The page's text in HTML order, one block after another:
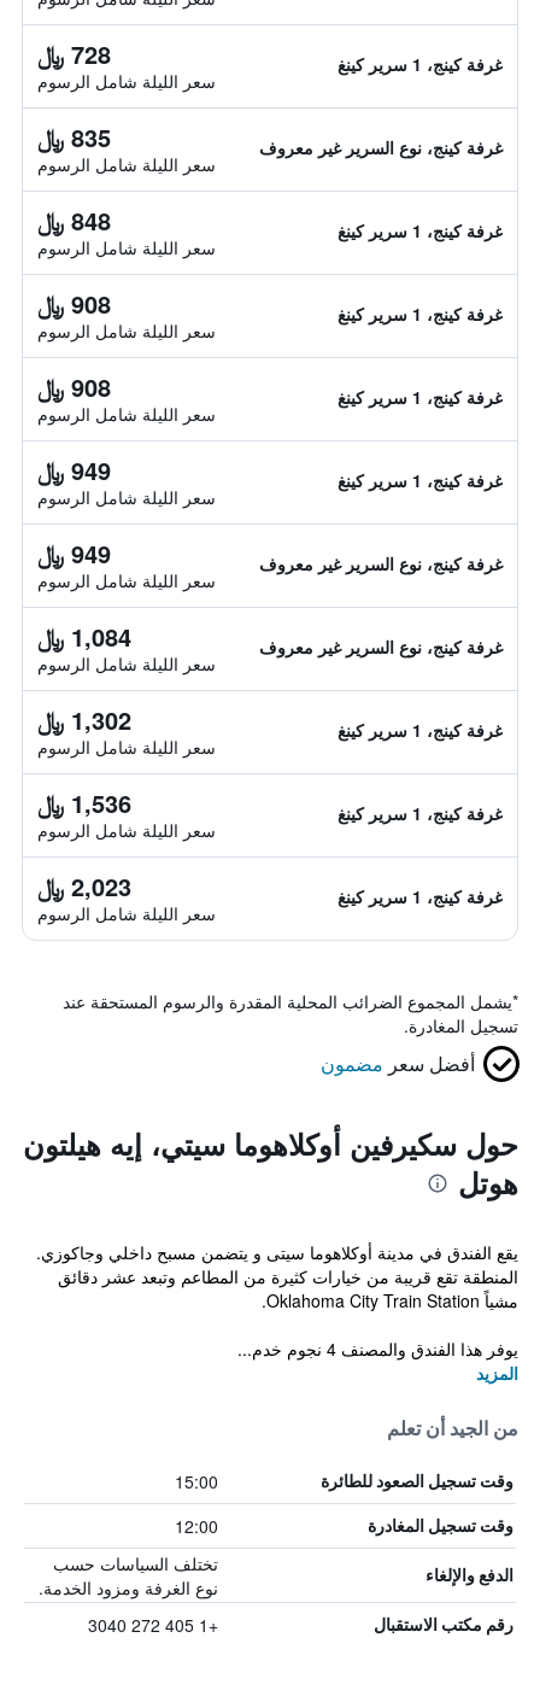
غرفة كينج، 1 سرير كينغ 728 ﷼
سعر الليلة شامل الرسوم
غرفة كينج، نوع السرير غير معروف 835 ﷼
سعر الليلة شامل الرسوم
غرفة كينج، 1 سرير كينغ 848 ﷼
سعر الليلة شامل الرسوم
غرفة كينج، 1 سرير كينغ 908 ﷼
سعر الليلة شامل الرسوم
غرفة كينج، 1 سرير كينغ 908 ﷼
سعر الليلة شامل الرسوم
غرفة كينج، 1 سرير كينغ 949 ﷼
سعر الليلة شامل الرسوم
غرفة كينج، نوع السرير غير معروف 949 ﷼
سعر الليلة شامل الرسوم
غرفة كينج، نوع السرير غير معروف 1,084 ﷼
سعر الليلة شامل الرسوم
غرفة كينج، 1 سرير كينغ 1,302 ﷼
سعر الليلة شامل الرسوم
غرفة كينج، 1 سرير كينغ 1,536 ﷼
سعر الليلة شامل الرسوم
غرفة كينج، 1 سرير كينغ 2,023 ﷼
سعر الليلة شامل الرسوم
*يشمل المجموع الضرائب المحلية المقدرة والرسوم المستحقة عند
تسجيل المغادرة.
أفضل سعر مضمون
حول سكيرفين أوكلاهوما سيتي، إيه هيلتون
هوتل
يقع الفندق في مدينة أوكلاهوما سيتى و يتضمن مسبح داخلي وجاكوزي.
المنطقة تقع قريبة من خيارات كثيرة من المطاعم وتبعد عشر دقائق
مشياً Oklahoma City Train Station.
يوفر هذا الفندق والمصنف 4 نجوم خدم...
المزيد
من الجيد أن تعلم
وقت تسجيل الصعود للطائرة 15:00
وقت تسجيل المغادرة 12:00
الدفع والإلغاء
تختلف السياسات حسب
نوع الغرفة ومزود الخدمة.
رقم مكتب الاستقبال +1 405 272 3040